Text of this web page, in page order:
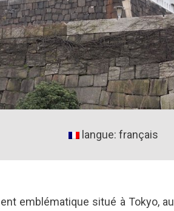
langue: français
emblématique situé à Tokyo, au